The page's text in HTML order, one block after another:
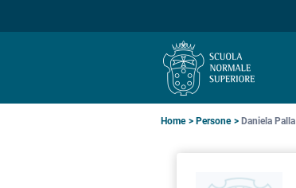
Briciole
Home Persone Daniela Palla